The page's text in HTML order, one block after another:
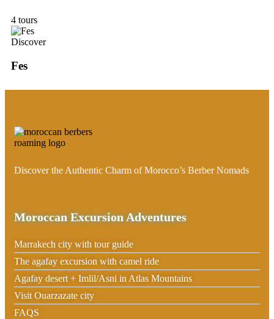
4 tours
Discover
Fes
Discover the Authentic Charm of Morocco’s Berber Nomads
Moroccan Excursion Adventures
Marrakech city with tour guide
The agafay excursion with camel ride
Agafay desert + Imlil/Asni in Atlas Mountains
Visit Ouarzazate city
FAQS